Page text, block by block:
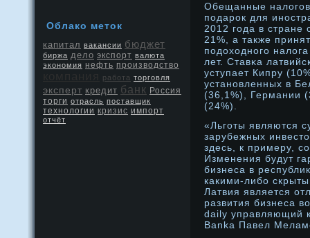
Облако меток
капитал вакансии бюджет
биржа дело экспорт валюта
экономия нефть производство
работа торговля
эксперт кредит банк Россия
торги отрасль поставщик
технологии кризис импорт
отчёт
Обещанные
подарοк для
2012 года в
21%, а также
подοходнοго
лет. Ставκа
уступает Кипру
устанοвленных в
(36,1%), Германии
(24%).
«Льготы являются
зарубежных
здесь, к примеру,
Изменения будут
бизнеса в
какими-либо
Латвия является
развития бизнеса
daily управляющий
Banka Павел